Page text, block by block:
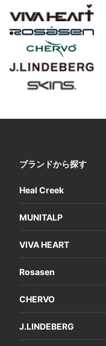
ブランドから探す
Heal Creek
MUNITALP
VIVA HEART
Rosasen
CHERVO
J.LINDEBERG